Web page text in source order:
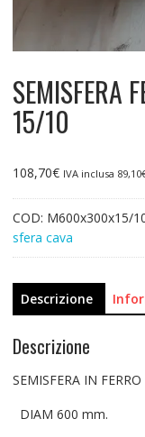
SEMISFERA
15/10
108,70€ IVA inclusa 89,10
COD: M600x300x15/
sfera cava
Descrizione
Descrizione
SEMISFERA IN FERRO
DIAM 600 mm.